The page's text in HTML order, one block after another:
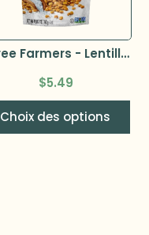
Three Farmers - Lentilles rôties 140g –
$5.49
Choix des options